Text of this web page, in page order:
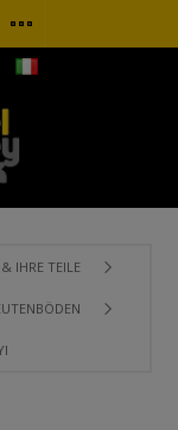
IHRE TEILE
LANGSTROTH